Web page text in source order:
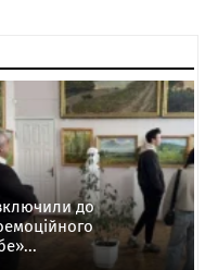
до